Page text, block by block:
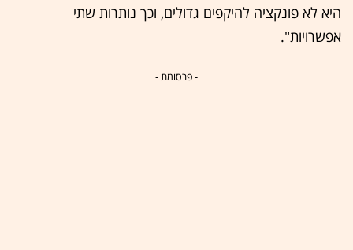
היא לא פונקציה להיקפים גדולים, וכך נותרות שתי
אפשרויות".
- פרסומת -